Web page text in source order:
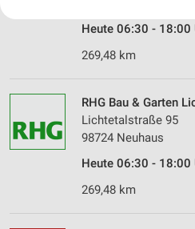
Heute 06:30 - 18:00
269,48 km
RHG Bau & Garten
Lichtetalstraße 95
98724 Neuhaus
Heute 06:30 - 18:00
269,48 km
Website/App.
Speichern von oder Zugriff auf
auf einem Endgerät
Verwendung reduzierter Daten
Werbeanzeigen